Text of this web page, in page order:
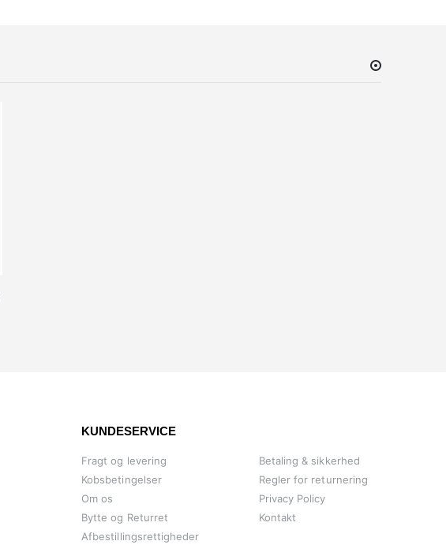
KUNDESERVICE
Fragt og levering
Kobsbetingelser
Om os
Bytte og Returret
Afbestillingsrettigheder
Betaling & sikkerhed
Regler for returnering
Privacy Policy
Kontakt